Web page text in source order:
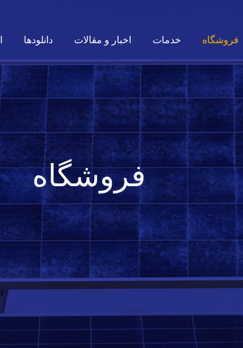
فروشگاه خدمات اخبار و مقالات دانلودها
فروشگاه